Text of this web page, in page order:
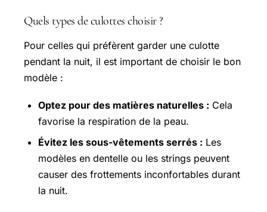
Quels types de culottes choisir ?
Pour celles qui préfèrent garder une culotte
pendant la nuit, il est important de choisir le bon
modèle :
Optez pour des matières naturelles : Cela
favorise la respiration de la peau.
Évitez les sous-vêtements serrés : Les
modèles en dentelle ou les strings peuvent
causer des frottements inconfortables durant
la nuit.